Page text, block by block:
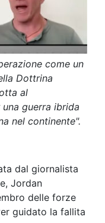
come un
Dottrina
al
guerra ibrida
nel continente".
dal giornalista
Jordan
delle forze
guidato la fallita